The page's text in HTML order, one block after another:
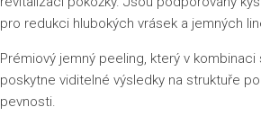
pro redukci hlubokých vrásek a jemných
Prémiový jemný peeling, který v
poskytne viditelné výsledky na struktuře
pevnosti.